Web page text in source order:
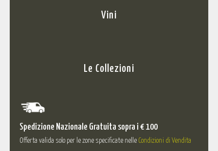
Vini
Le Collezioni
Spedizione Nazionale Gratuita sopra i € 100
Offerta valida solo per le zone specificate nelle Condizioni di Vendita